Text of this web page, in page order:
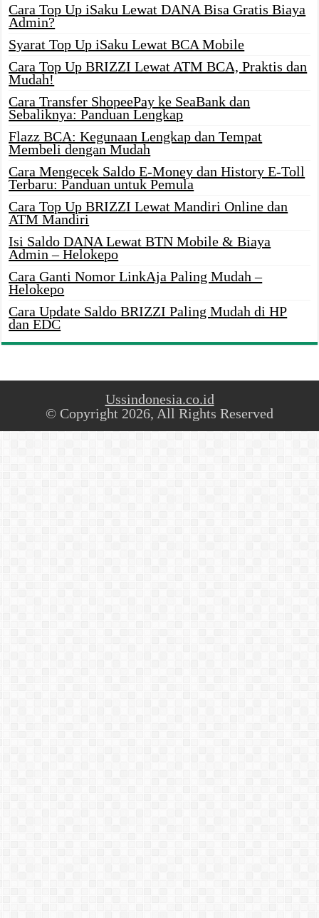
Cara Top Up iSaku Lewat DANA Bisa Gratis Biaya
Admin?
Syarat Top Up iSaku Lewat BCA Mobile
Cara Top Up BRIZZI Lewat ATM BCA, Praktis dan
Mudah!
Cara Transfer ShopeePay ke SeaBank dan
Sebaliknya: Panduan Lengkap
Flazz BCA: Kegunaan Lengkap dan Tempat
Membeli dengan Mudah
Cara Mengecek Saldo E-Money dan History E-Toll
Terbaru: Panduan untuk Pemula
Cara Top Up BRIZZI Lewat Mandiri Online dan
ATM Mandiri
Isi Saldo DANA Lewat BTN Mobile & Biaya
Admin – Helokepo
Cara Ganti Nomor LinkAja Paling Mudah –
Helokepo
Cara Update Saldo BRIZZI Paling Mudah di HP
dan EDC
Ussindonesia.co.id
© Copyright 2026, All Rights Reserved